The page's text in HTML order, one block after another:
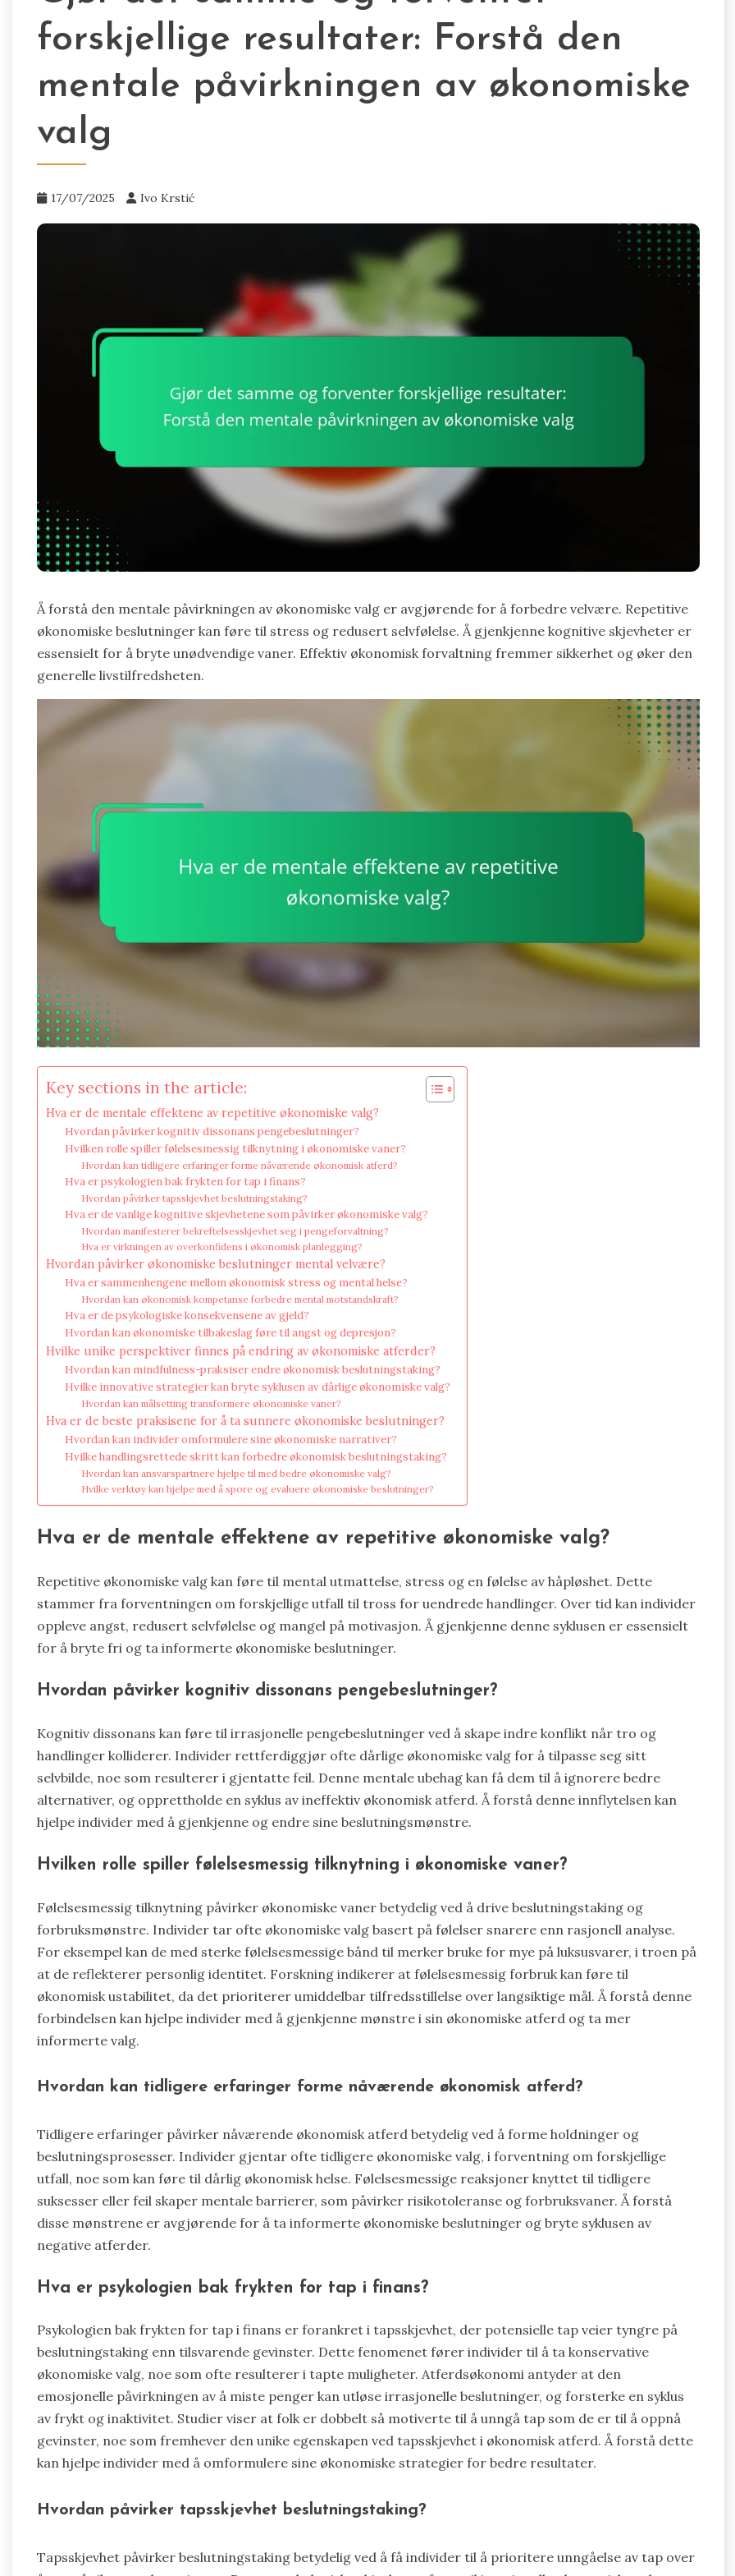
forskjellige resultater: Forstå den
mentale påvirkningen av økonomiske
valg
17/07/2025 Ivo Krstić
Å forstå den mentale påvirkningen av økonomiske valg er avgjørende for å forbedre velvære. Repetitive
økonomiske beslutninger kan føre til stress og redusert selvfølelse. Å gjenkjenne kognitive skjevheter er
essensielt for å bryte unødvendige vaner. Effektiv økonomisk forvaltning fremmer sikkerhet og øker den
generelle livstilfredsheten.
Key sections in the article:
Hva er de mentale effektene av repetitive økonomiske valg?
Hvordan påvirker kognitiv dissonans pengebeslutninger?
Hvilken rolle spiller følelsesmessig tilknytning i økonomiske vaner?
Hvordan kan tidligere erfaringer forme nåværende økonomisk atferd?
Hva er psykologien bak frykten for tap i finans?
Hvordan påvirker tapsskjevhet beslutningstaking?
Hva er de vanlige kognitive skjevhetene som påvirker økonomiske valg?
Hvordan manifesterer bekreftelsesskjevhet seg i pengeforvaltning?
Hva er virkningen av overkonfidens i økonomisk planlegging?
Hvordan påvirker økonomiske beslutninger mental velvære?
Hva er sammenhengene mellom økonomisk stress og mental helse?
Hvordan kan økonomisk kompetanse forbedre mental motstandskraft?
Hva er de psykologiske konsekvensene av gjeld?
Hvordan kan økonomiske tilbakeslag føre til angst og depresjon?
Hvilke unike perspektiver finnes på endring av økonomiske atferder?
Hvordan kan mindfulness-praksiser endre økonomisk beslutningstaking?
Hvilke innovative strategier kan bryte syklusen av dårlige økonomiske valg?
Hvordan kan målsetting transformere økonomiske vaner?
Hva er de beste praksisene for å ta sunnere økonomiske beslutninger?
Hvordan kan individer omformulere sine økonomiske narrativer?
Hvilke handlingsrettede skritt kan forbedre økonomisk beslutningstaking?
Hvordan kan ansvarspartnere hjelpe til med bedre økonomiske valg?
Hvilke verktøy kan hjelpe med å spore og evaluere økonomiske beslutninger?
Hva er de mentale effektene av repetitive økonomiske valg?
Repetitive økonomiske valg kan føre til mental utmattelse, stress og en følelse av håpløshet. Dette
stammer fra forventningen om forskjellige utfall til tross for uendrede handlinger. Over tid kan individer
oppleve angst, redusert selvfølelse og mangel på motivasjon. Å gjenkjenne denne syklusen er essensielt
for å bryte fri og ta informerte økonomiske beslutninger.
Hvordan påvirker kognitiv dissonans pengebeslutninger?
Kognitiv dissonans kan føre til irrasjonelle pengebeslutninger ved å skape indre konflikt når tro og
handlinger kolliderer. Individer rettferdiggjør ofte dårlige økonomiske valg for å tilpasse seg sitt
selvbilde, noe som resulterer i gjentatte feil. Denne mentale ubehag kan få dem til å ignorere bedre
alternativer, og opprettholde en syklus av ineffektiv økonomisk atferd. Å forstå denne innflytelsen kan
hjelpe individer med å gjenkjenne og endre sine beslutningsmønstre.
Hvilken rolle spiller følelsesmessig tilknytning i økonomiske vaner?
Følelsesmessig tilknytning påvirker økonomiske vaner betydelig ved å drive beslutningstaking og
forbruksmønstre. Individer tar ofte økonomiske valg basert på følelser snarere enn rasjonell analyse.
For eksempel kan de med sterke følelsesmessige bånd til merker bruke for mye på luksusvarer, i troen på
at de reflekterer personlig identitet. Forskning indikerer at følelsesmessig forbruk kan føre til
økonomisk ustabilitet, da det prioriterer umiddelbar tilfredsstillelse over langsiktige mål. Å forstå denne
forbindelsen kan hjelpe individer med å gjenkjenne mønstre i sin økonomiske atferd og ta mer
informerte valg.
Hvordan kan tidligere erfaringer forme nåværende økonomisk atferd?
Tidligere erfaringer påvirker nåværende økonomisk atferd betydelig ved å forme holdninger og
beslutningsprosesser. Individer gjentar ofte tidligere økonomiske valg, i forventning om forskjellige
utfall, noe som kan føre til dårlig økonomisk helse. Følelsesmessige reaksjoner knyttet til tidligere
suksesser eller feil skaper mentale barrierer, som påvirker risikotoleranse og forbruksvaner. Å forstå
disse mønstrene er avgjørende for å ta informerte økonomiske beslutninger og bryte syklusen av
negative atferder.
Hva er psykologien bak frykten for tap i finans?
Psykologien bak frykten for tap i finans er forankret i tapsskjevhet, der potensielle tap veier tyngre på
beslutningstaking enn tilsvarende gevinster. Dette fenomenet fører individer til å ta konservative
økonomiske valg, noe som ofte resulterer i tapte muligheter. Atferdsøkonomi antyder at den
emosjonelle påvirkningen av å miste penger kan utløse irrasjonelle beslutninger, og forsterke en syklus
av frykt og inaktivitet. Studier viser at folk er dobbelt så motiverte til å unngå tap som de er til å oppnå
gevinster, noe som fremhever den unike egenskapen ved tapsskjevhet i økonomisk atferd. Å forstå dette
kan hjelpe individer med å omformulere sine økonomiske strategier for bedre resultater.
Hvordan påvirker tapsskjevhet beslutningstaking?
Tapsskjevhet påvirker beslutningstaking betydelig ved å få individer til å prioritere unngåelse av tap over